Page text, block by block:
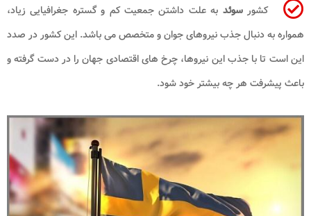
کشورسوئد به علت داشتن جمعیت کم و گستره جغرافیایی زیاد،
همواره به دنبال جذب نیروهای جوان و متخصص می ‌باشد. این کشور در صدد
این است تا با جذب این نیروها، چرخ ‌های اقتصادی جهان را در دست گرفته و
باعث پیشرفت هر چه بیشتر خود شود.